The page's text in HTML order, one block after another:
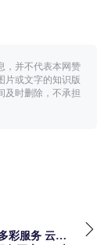
，并不代表本网赞
片或文字的知识版
及时删除，不承担
服务 云南